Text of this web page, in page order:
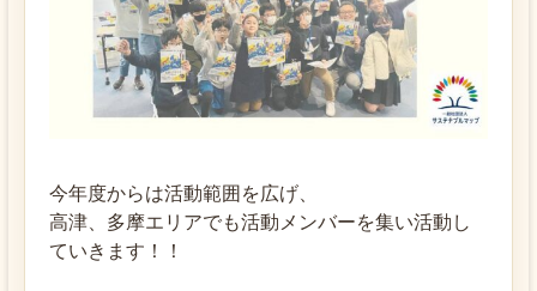
今年度からは活動範囲を広げ、
高津、多摩エリアでも活動メンバーを集い活動し
ていきます！！